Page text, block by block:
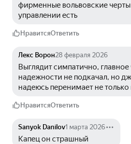
фирменные вольвовские
управлении есть
НравитсяОтветить
Лекс Ворон28 февраля 2026
Выглядит симпатично, главное
надежности не подкачал, но
надеюсь перенимает не
НравитсяОтветить
Sanyok Danilov1 марта 2026
Капец он страшный